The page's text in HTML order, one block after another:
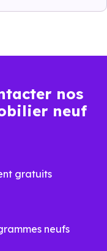
€ /m² 1 884 € /m²
dans la commune, la
d'avancement du
budget.
se compose de 0 %
dont 7.7 % de
nos
neuf
gratuits
neufs